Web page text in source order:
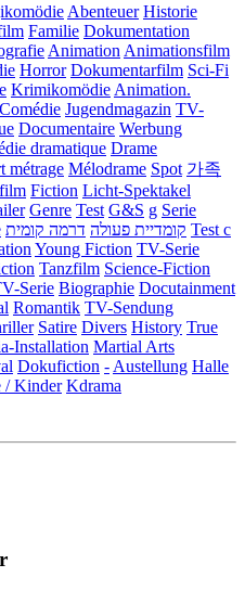
Abenteuer Historie
Familie Dokumentation
Animation Animationsfilm
Horror Dokumentarfilm Sci-Fi
Krimikomödie Animation.
Comédie Jugendmagazin TV-
Documentaire Werbung
dramatique Drame
métrage Mélodrame Spot 가족
Fiction Licht-Spektakel
Genre Test G&S g Serie
קומדיית פעולה דרמה קומית
Test c
Young Fiction TV-Serie
Tanzfilm Science-Fiction
Serie Biographie Docutainment
Romantik TV-Sendung
Satire Divers History True
Installation Martial Arts
Dokufiction - Austellung Halle
/ Kinder Kdrama